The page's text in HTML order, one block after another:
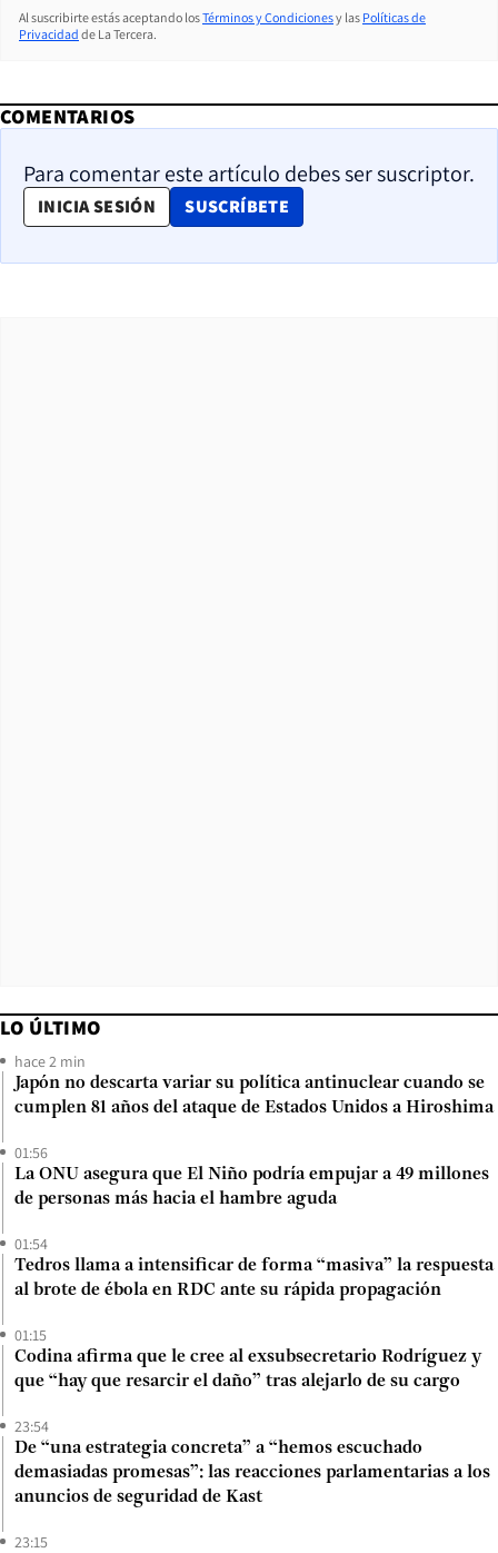
Al suscribirte estás aceptando losTérminos y Condicionesy las Políticas de
Privacidad de La Tercera.
COMENTARIOS
Para comentar este artículo debes ser suscriptor.
INICIA SESIÓN SUSCRÍBETE
OPENS IN NEW WINDOW
LO ÚLTIMO
hace 2 min
Japón no descarta variar su política antinuclear cuando se
cumplen 81 años del ataque de Estados Unidos a Hiroshima
01:56
La ONU asegura que El Niño podría empujar a 49 millones
de personas más hacia el hambre aguda
01:54
Tedros llama a intensificar de forma “masiva” la respuesta
al brote de ébola en RDC ante su rápida propagación
01:15
Codina afirma que le cree al exsubsecretario Rodríguez y
que “hay que resarcir el daño” tras alejarlo de su cargo
23:54
De “una estrategia concreta” a “hemos escuchado
demasiadas promesas”: las reacciones parlamentarias a los
anuncios de seguridad de Kast
23:15